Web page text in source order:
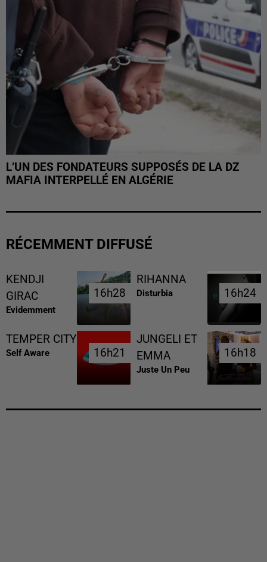
L’UN DES FONDATEURS SUPPOSÉS DE LA DZ
MAFIA INTERPELLÉ EN ALGÉRIE
RÉCEMMENT DIFFUSÉ
KENDJI
GIRAC
Evidemment
16h28
16h28
RIHANNA
Disturbia 16h24
16h24
TEMPER CITY
Self Aware 16h21
16h21
JUNGELI ET
EMMA
Juste Un Peu
16h18
16h18